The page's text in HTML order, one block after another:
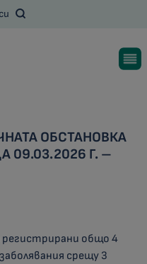
ОБСТАНОВКА
09.03.2026 Г. –
регистрирани общо 4
срещу 3